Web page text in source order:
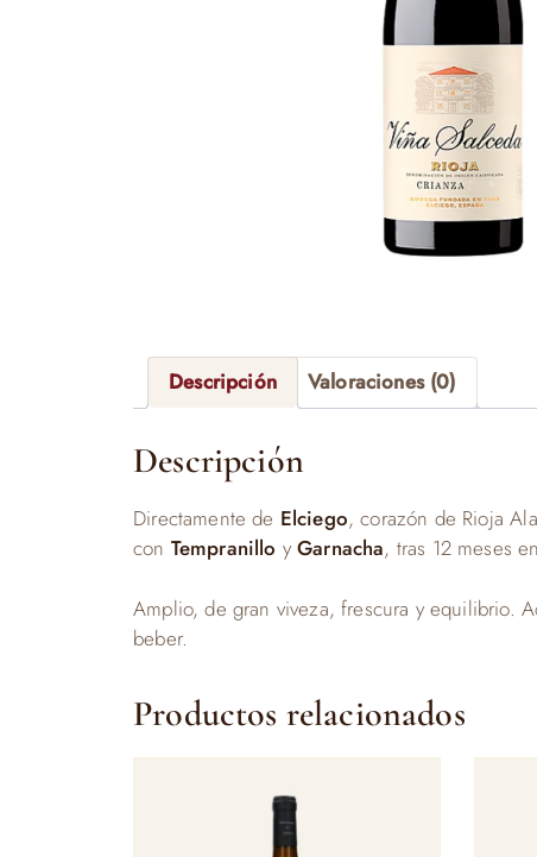
Descripción Valoraciones (0)
Descripción
Directamente de Elciego, corazón de Rioja
con Tempranillo yGarnacha, tras 12 meses
Amplio, de gran viveza, frescura y equilibrio.
beber.
Productos relacionados